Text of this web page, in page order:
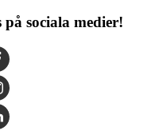
på sociala medier!